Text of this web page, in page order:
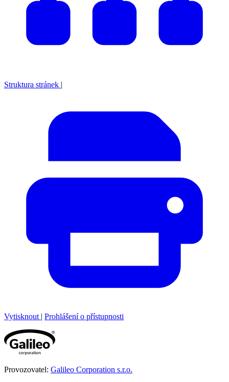
Struktura stránek |
Vytisknout | Prohlášení o přístupnosti
Provozovatel: Galileo Corporation s.r.o.